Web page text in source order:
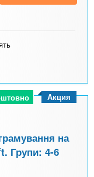
на
Групи: 4-6
Акция